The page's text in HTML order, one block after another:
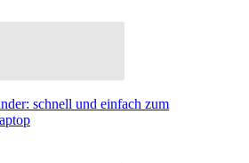
schnell und einfach zum